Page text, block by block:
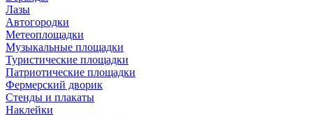
Лазы
Автогородки
Метеоплощадки
Музыкальные площадки
Туристические площадки
Патриотические площадки
Фермерский дворик
Стенды и плакаты
Наклейки